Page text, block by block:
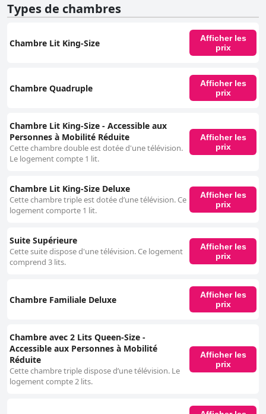
Types de chambres
Chambre Lit King-Size
Afficher les
prix
Chambre Quadruple
Afficher les
prix
Chambre Lit King-Size - Accessible aux
Personnes à Mobilité Réduite
Cette chambre double est dotée d'une télévision.
Le logement compte 1 lit.
Afficher les
prix
Chambre Lit King-Size Deluxe
Cette chambre triple est dotée d’une télévision. Ce
logement comporte 1 lit.
Afficher les
prix
Suite Supérieure
Cette suite dispose d'une télévision. Ce logement
comprend 3 lits.
Afficher les
prix
Chambre Familiale Deluxe
Afficher les
prix
Chambre avec 2 Lits Queen-Size -
Accessible aux Personnes à Mobilité
Réduite
Cette chambre triple dispose d’une télévision. Le
logement compte 2 lits.
Afficher les
prix